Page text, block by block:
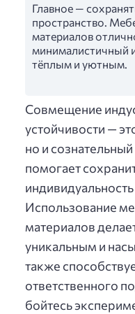
Главное —
пространство.
материалов
минималистичный
тёплым и уютным.
Совмещение
устойчивости —
но и
помогает
Использование
материалов
уникальным и
также
ответственного
бойтесь